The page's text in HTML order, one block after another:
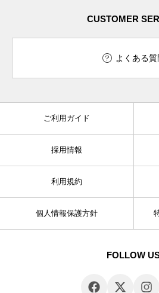
CUSTOMER
よくある質
ご利用ガイド
採用情報
利用規約
個人情報保護方針
FOLLOW